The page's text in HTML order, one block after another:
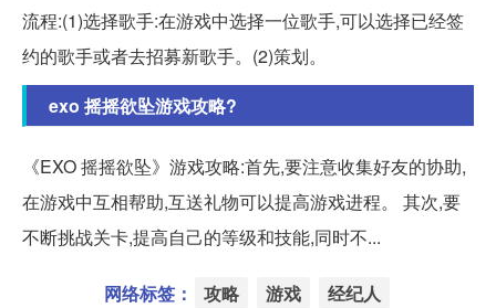
流程:(1)选择歌手:在游戏中选择一位歌手,可以选择已经签
约的歌手或者去招募新歌手。(2)策划。
exo 摇摇欲坠游戏攻略?
《EXO 摇摇欲坠》游戏攻略:首先,要注意收集好友的协助,
在游戏中互相帮助,互送礼物可以提高游戏进程。 其次,要
不断挑战关卡,提高自己的等级和技能,同时不...
网络标签： 攻略 游戏 经纪人